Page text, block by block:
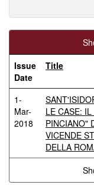
Issue
Date
Title
1-
Mar-
2018
LE CASE:
PINCIANO"
VICENDE
DELLA